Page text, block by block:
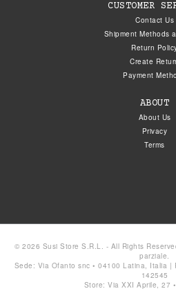
CUSTOMER
Contact Us
Shipment Methods
Return
Create
Payment
ABOUT
About Us
Privacy
Terms
© 2026 Susi Store S.R.L. - All Rights
parziale.
Sede: Via Ofanto snc • 04100 Latina, Italia |
142545
Store: Via XXI Aprile, 27